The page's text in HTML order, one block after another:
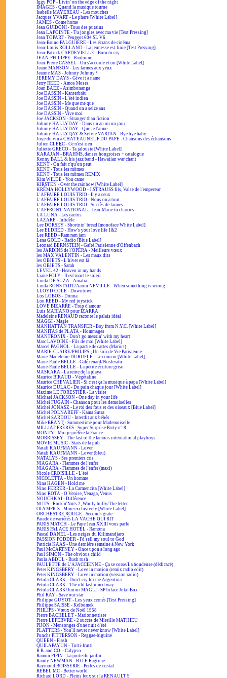
Iggy POP - Livin' on the edge of the night
IMAGES - Quand la musique tourne
Isabelle MAYEREAU - Les mouches
Jacques YVART - Le phare [White Label]
JAMES - Come home
Jean GUIDONI - Tous des putains
Jean LAPOINTE - Tu jongles avec ma vie [Test Pressing]
Jean TOPART - Peugeot 604 SL V6
Jean-Bruno FALGUIÈRE - Les écrans de cinéma
Jean-Louis ROLLAND - La jeunesse est finie [Test Pressing]
Jean-Patrick CAPDEVIELLE - Born to cry
JEAN-PHILIPPE - Pardonne
Jean-Pierre CASSEL - On s'accorde et on [White Label]
Jeane MANSON - Les larmes aux yeux
Jeanne MAS - Johnny Johnny ²
JEREMY DAYS - Give it a name
Jerry REED - Amos Moses
Joan BAEZ - Asimbonanga
Joe DASSIN - Kanterbräu
Joe DASSIN - L'été indien
Joe DASSIN - Me que me que
Joe DASSIN - Quand on a seize ans
Joe DASSIN - Vive moi
Joe JACKSON - Stranger than fiction
Johnny HALLYDAY - Dans un an ou un jour
Johnny HALLYDAY - Que je t'aime
Johnny HALLYDAY & Sylvie VARTAN - Bye bye baby
Joye du vin à CHÂTEAUNEUF DU PAPE - Chansons des échansons
Julien CLERC - Ce n'est rien
Juliette GRÉCO - Ta jalousie [White Label]
KARAJAN - BRAHMS, danses hongroises + catalogue
Kenny BALL & his jazz band - Hawaiian war chant
KENT - On fait c'qu'on peut
KENT - Tous les mômes
KENT - Tous les mômes REMIX
Kim WILDE - You came
KIRSTEN - Over the rainbow [White Label]
KRÉMA HOLLYWOOD - J.STRAUSS fils, Valse de l'empereur
L'AFFAIRE LOUIS TRIO - Il y a ceux
L'AFFAIRE LOUIS TRIO - Nous on a tout
L'AFFAIRE LOUIS TRIO - Succès de larmes
L'AFFRONT NATIONAL - Jean-Marie tu charries
LA LUNA - Les cactus
LAZARE - Infidèle
Lee DORSEY - Shortnin' bread [monoface White Label]
Lee ELDRED - How's your love life 1&2
Lee REED - Ram ram jam
Lena GOLD - Radio [Blue Label]
Leonard BERNSTEIN - Gaîté Parisienne d'Offenbach
les JARDINS de l'OPÉRA - Meilleurs vœux
les MAX VALENTIN - Les maux dits
les OBJETS - L'hiver est là
les OBJETS - Sarah
LEVEL 42 - Heaven in my hands
Liane FOLY - Il est mort le soleil
Linda DE SUZA - Amalia
Linda RONSTADT/Aaron NEVILLE - When something is wrong...
LLOYD COLE - Downtown
Los LOBOS - Donna
Lou REED - My red joystick
LOVE BIZARRE - Trop d'amour
Luis MARIANO pour IZARRA
Madeleine RENAUD raconte le palais idéal
MAGGI - Magie
MANHATTAN TRANSFER - Boy from N.Y.C. [White Label]
MANITAS de PLATA - Hommages
MANTRONIX - Don't go messin' with my heart
Marc LAVOINE - Fils de moi [White Label]
Marcel PAGNOL - La partie de cartes (Marius)
MARIE-CLAIRE/PHILIPS - Un soir de Vie Parisienne
Marie-Madeleine DURUFLÉ - Le coucou [White Label]
Marie-Paule BELLE - Café renard/Nosferatu
Marie-Paule BELLE - La petite écriture grise
MASKARA - La reine de la playa
Maurice BIRAUD - Végétaline
Maurice CHEVALIER - Si c'est ça la musique à papa [White Label]
Maurice DULAC - Du pain chaque jour [White Label]
Maxime LE FORESTIER - La visite
Michael JACKSON - One day in your life
Michel FUGAIN - Chanson pour les demoiselles
Michel JONASZ - Le roi des fous et des oiseaux [Blue Label]
Michel POLNAREFF - Kama Sutra
Michel SARDOU - Interdit aux bébés
Mike BRANT - Summertime pour Mademoiselle
MILLIAT FRÈRES - Super Surprise Party n° 8
MONTY - Moi je préfère la France
MORRISSEY - The last of the famous international playboys
MOVIE MUSIC - Stars de la pub
Natali KAUFMANN - Lover
Natali KAUFMANN - Lover (bleu)
NATALYS - Ses premiers cris
NIAGARA - Flammes de l'enfer
NIAGARA - Flammes de l'enfer (maxi)
Nicole CROISILLE - L'été
NICOLETTA - Un homme
Nina HAGEN - Hold me
Nino FERRER - La Carmencita [White Label]
Nino ROTA - O Venise, Venaga, Venus
NOUCHKAÏ - Différence
NUTS - Rock'n'Nuts 2, Wooly bully/The letter
OLYMPICS - Mine exclusively [White Label]
ORCHESTRE ROUGE - Seconds grate
Parade de variétés LA VACHE QUI RIT
PARIS MATCH - Le Pape Jean XXIII vous parle
PARIS PALACE HOTEL - Ramona
Pascal DANEL - Les neiges du Kilimandjaro
PASSION FODDER - I'd sell my soul to God
Patricia KAAS - Une dernière semaine à New York
Paul McCARTNEY - Once upon a long ago
Paul SIMON - The obvious child
Paula ABDUL - Rush rush
PAULETTE de L'AJACCIENNE - Ça se corse/La boudeuse (dédicacé)
Peter KINGSBERY - Love in motion (remix radio edit)
Peter KINGSBERY - Love in motion (version radio)
Petula CLARK - Don't cry for me Argentina
Petula CLARK - The old fashioned way
Petula CLARK/Junior MAGLI - SP biface Juke-Box
Phil RAY - Save our star
Philippe GUYOT - Les yeux cernés [Test Pressing]
Philippe SAISSE - Kelbomek
PHILIPS - Vœux de Noël 1958
Pierre BACHELET - Marionnettiste
Pierre LEFEBVRE - 2 succès de Mireille MATHIEU
PIJON - Mensonges d'une nuit d'été
PLATTERS - You'll never never know [White Label]
Punchs PITTERSON - Reggae-biguine
QUEEN - Flash
QUILAPAYUN - Tutti-frutti
R.B. and CO. - Calypso
Ramon PIPIN - La porte du jardin
Randy NEWMAN - B.O.F. Ragtime
Raymond BOISSERIE - Perles de cristal
REBEL MC - Better world
Richard LORD - Pleins feux sur la RENAULT 9